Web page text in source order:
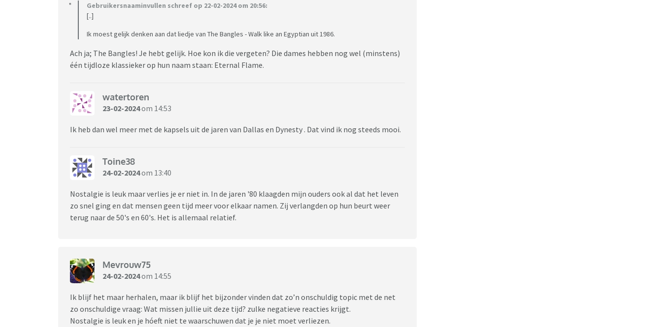
Gebruikersnaaminvullen schreef op 22-02-2024 om 20:56:
[..]
Ik moest gelijk denken aan dat liedje van The Bangles - Walk like an Egyptian uit 1986.
Ach ja; The Bangles! Je hebt gelijk. Hoe kon ik die vergeten? Die dames hebben nog wel (minstens)
één tijdloze klassieker op hun naam staan: Eternal Flame.
watertoren
23-02-2024om 14:53
Ik heb dan wel meer met de kapsels uit de jaren van Dallas en Dynesty . Dat vind ik nog steeds mooi.
Toine38
24-02-2024om 13:40
Nostalgie is leuk maar verlies je er niet in. In de jaren '80 klaagden mijn ouders ook al dat het leven
zo snel ging en dat mensen geen tijd meer voor elkaar namen. Zij verlangden op hun beurt weer
terug naar de 50's en 60's. Het is allemaal relatief.
Mevrouw75
24-02-2024om 14:55
Ik blijf het maar herhalen, maar ik blijf het bijzonder vinden dat zo’n onschuldig topic met de net
zo onschuldige vraag: Wat missen jullie uit deze tijd? zulke negatieve reacties krijgt.
Nostalgie is leuk en je hóeft niet te waarschuwen dat je je niet moet verliezen.